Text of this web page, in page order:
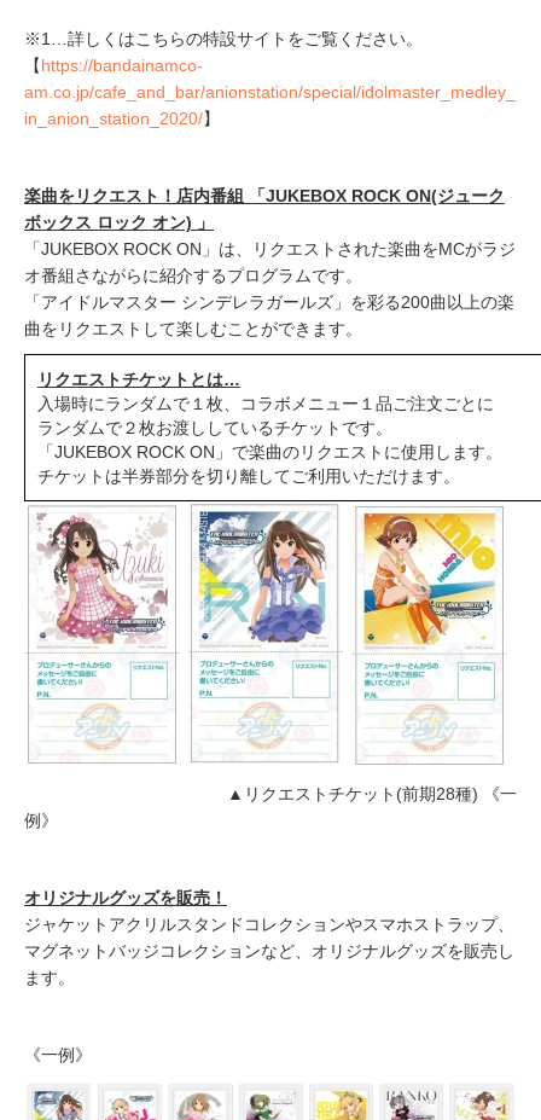
※1…詳しくはこちらの特設サイトをご覧ください。
【https://bandainamco-
am.co.jp/cafe_and_bar/anionstation/special/idolmaster_medley_
in_anion_station_2020/】
楽曲をリクエスト！店内番組 「JUKEBOX ROCK ON(ジューク
ボックス ロック オン)
」
「JUKEBOX ROCK ON」は、リクエストされた楽曲をMCがラジ
オ番組さながらに紹介するプログラムです。
「アイドルマスター シンデレラガールズ」を彩る200曲以上の楽
曲をリクエストして楽しむことができます。
リクエストチケットとは…
入場時にランダムで１枚、コラボメニュー１品ご注文ごとに
ランダムで２枚お渡ししているチケットです。
「JUKEBOX ROCK ON」で楽曲のリクエストに使用します。
チケットは半券部分を切り離してご利用いただけます。
▲リクエストチケット(前期28種) 《一
例》
オリジナルグッズを販売！
ジャケットアクリルスタンドコレクションやスマホストラップ、
マグネットバッジコレクションなど、オリジナルグッズを販売し
ます。
《一例》